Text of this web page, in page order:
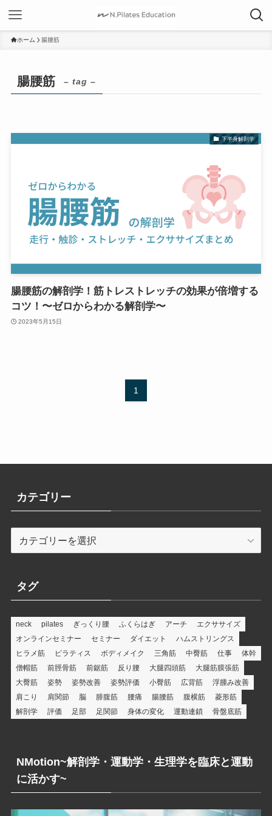
ホーム 腸腰筋
腸腰筋 – tag –
下半身解剖学
腸腰筋の解剖学！筋トレストレッチの効果が倍増する
コツ！〜ゼロからわかる解剖学〜
2023年5月15日
1
カテゴリー
テ
ー
タグ
neck pilates ぎっくり腰 ふくらはぎ アーチ
エクササイズ
オンラインセミナー
セミナー ダイエット
ハムストリングス
ヒラメ筋
ピラティス ボディメイク 三角筋 中臀筋 仕事
体幹
僧帽筋
前脛骨筋 前鋸筋 反り腰 大腿四頭筋
大腿筋膜張筋
大臀筋
姿勢 姿勢改善 姿勢評価 小臀筋 広背筋
浮腫み改善
肩こり
肩関節 脳 腓腹筋 腰痛 腸腰筋 腹横筋
菱形筋
解剖学
評価 足部 足関節 身体の変化 運動連鎖 骨盤底筋
NMotion~解剖学・運動学・生理学を臨床と運動
に活かす~